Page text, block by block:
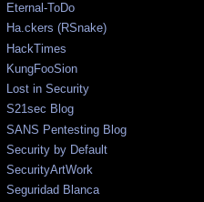
Eternal-ToDo
Ha.ckers (RSnake)
HackTimes
KungFooSion
Lost in Security
S21sec Blog
SANS Pentesting Blog
Security by Default
SecurityArtWork
Seguridad Blanca